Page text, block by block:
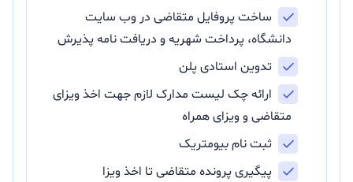
ساخت پروفایل متقاضی در وب سایت
دانشگاه، پرداخت شهریه و دریافت نامه پذیرش
تدوین استادی پلن
ارائه چک لیست مدارک لازم جهت اخذ ویزای
متقاضی و ویزای همراه
ثبت نام بیومتریک
پیگیری پرونده متقاضی تا اخذ ویزا